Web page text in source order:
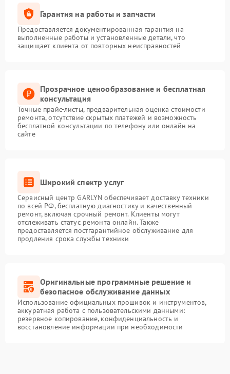
Гарантия на работы и запчасти
Предоставляется документированная гарантия на
выполненные работы и установленные детали, что
защищает клиента от повторных неисправностей
Прозрачное ценообразование и бесплатная
консультация
Точные прайс-листы, предварительная оценка стоимости
ремонта, отсутствие скрытых платежей и возможность
бесплатной консультации по телефону или онлайн на
сайте
Широкий спектр услуг
Сервисный центр GARLYN обеспечивает доставку техники
по всей РФ, бесплатную диагностику и качественный
ремонт, включая срочный ремонт. Клиенты могут
отслеживать статус ремонта онлайн. Также
предоставляется постгарантийное обслуживание для
продления срока службы техники
Оригинальные программные решение и
безопасное обслуживание данных
Использование официальных прошивок и инструментов,
аккуратная работа с пользовательскими данными:
резервное копирование, конфиденциальность и
восстановление информации при необходимости